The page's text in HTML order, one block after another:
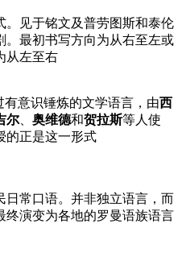
。见于铭文及普劳图斯和泰伦
。最初书写方向为从右至左或
从左至右
有意识锤炼的文学语言，由西
尔 奥维德和贺拉斯等人使
的正是这一形式
日常口语。并非独立语言，而
终演变为各地的罗曼语族语言